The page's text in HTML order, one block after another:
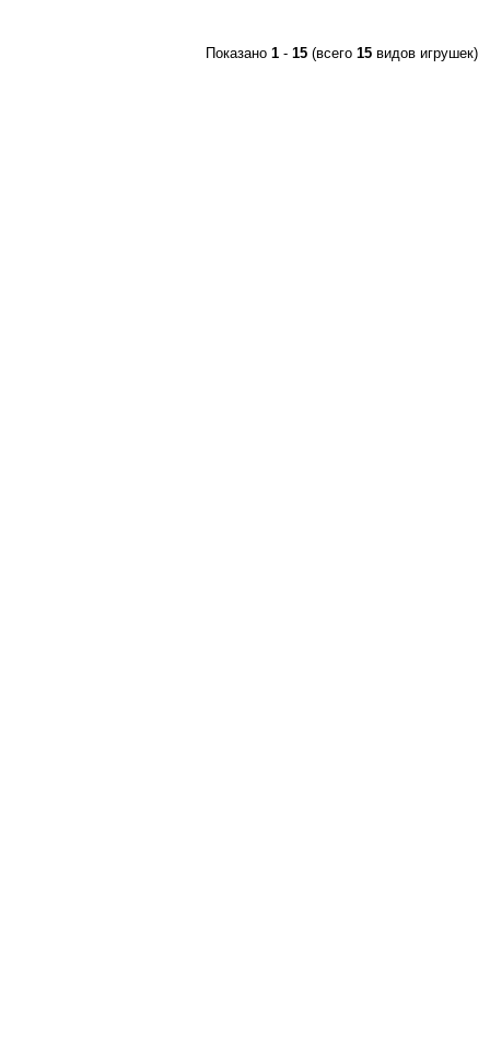
Показано 1 - 15 (всего 15 видов игрушек)